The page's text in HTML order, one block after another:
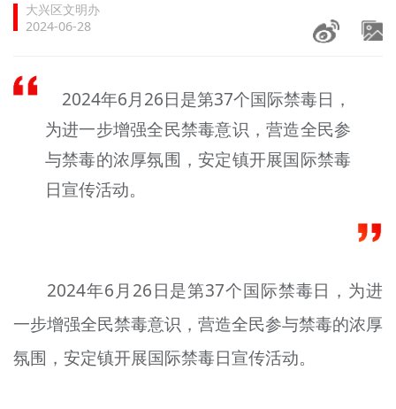
文明实践
未成年人思想道德建设
榜样人物
身边好人
宣传思想文化人才
专题
大兴区文明办
2024-06-28
2024年6月26日是第37个国际禁毒日，
为进一步增强全民禁毒意识，营造全民参
与禁毒的浓厚氛围，安定镇开展国际禁毒
日宣传活动。
2024年6月26日是第37个国际禁毒日，为进
一步增强全民禁毒意识，营造全民参与禁毒的浓厚
氛围，安定镇开展国际禁毒日宣传活动。